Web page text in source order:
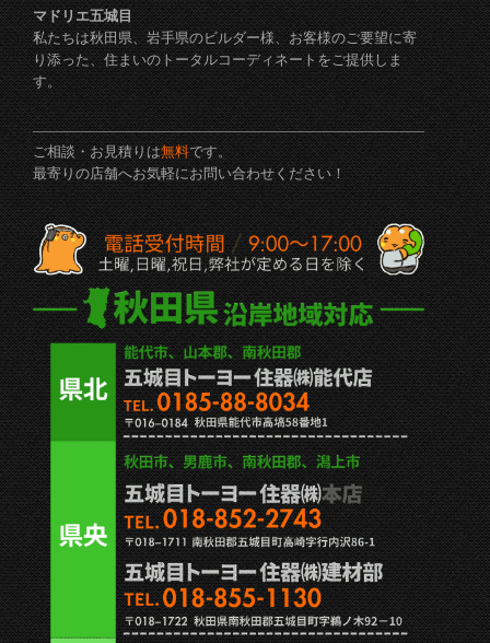
マドリエ五城目
私たちは秋田県、岩手県のビルダー様、お客様のご要望に寄
り添った、住まいのトータルコーディネートをご提供しま
す。
ご相談・お見積りは無料です。
最寄りの店舗へお気軽にお問い合わせください！